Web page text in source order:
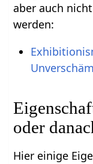
aber auch
werden:
oder
Hier einige